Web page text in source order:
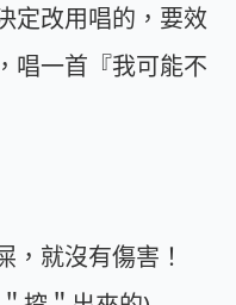
定改用唱的，要效
唱一首『我可能不
，就沒有傷害！